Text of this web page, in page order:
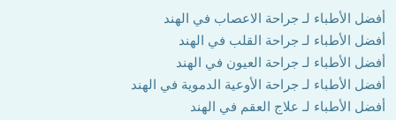
أفضل الأطباء لـ جراحة الاعصاب في الهند
أفضل الأطباء لـ جراحة القلب في الهند
أفضل الأطباء لـ جراحة العيون في الهند
أفضل الأطباء لـ جراحة الأوعية الدموية في الهند
أفضل الأطباء لـ علاج العقم في الهند